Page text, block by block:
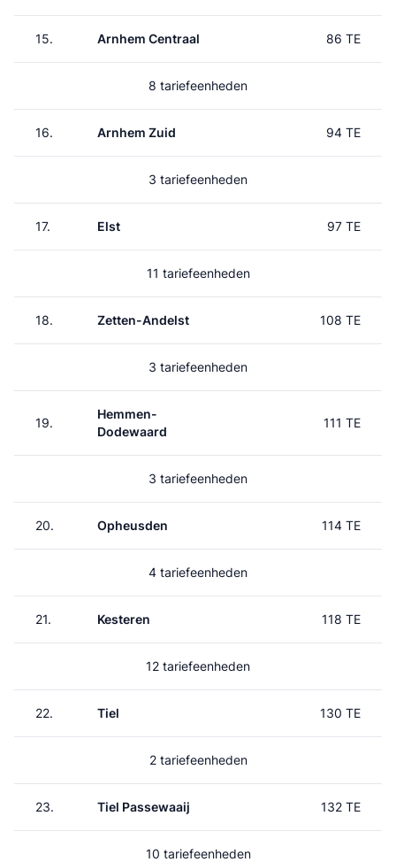
15. Arnhem Centraal 86 TE
8 tariefeenheden
16. Arnhem Zuid 94 TE
3 tariefeenheden
17. Elst 97 TE
11 tariefeenheden
18. Zetten-Andelst 108 TE
3 tariefeenheden
19.
Hemmen-
Dodewaard
111 TE
3 tariefeenheden
20. Opheusden 114 TE
4 tariefeenheden
21. Kesteren 118 TE
12 tariefeenheden
22. Tiel 130 TE
2 tariefeenheden
23. Tiel Passewaaij 132 TE
10 tariefeenheden